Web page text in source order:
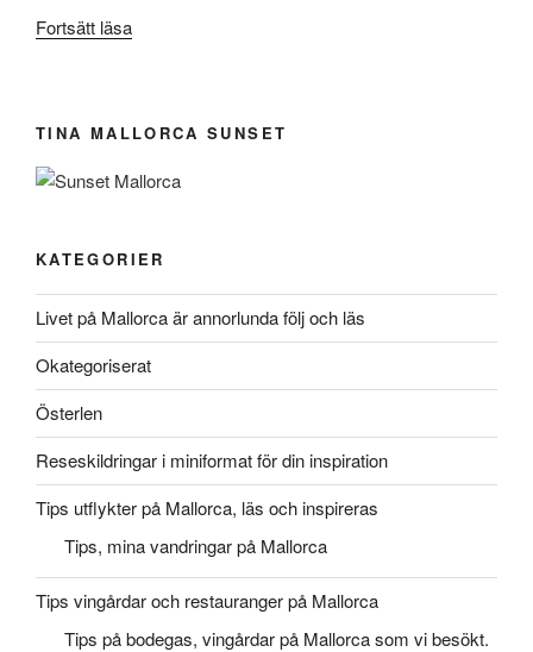
Fortsätt läsa”Trip
i
januari
TINA MALLORCA SUNSET
KATEGORIER
Livet på Mallorca är annorlunda följ och läs
Okategoriserat
Österlen
Reseskildringar i miniformat för din inspiration
Tips utflykter på Mallorca, läs och inspireras
Tips, mina vandringar på Mallorca
Tips vingårdar och restauranger på Mallorca
Tips på bodegas, vingårdar på Mallorca som vi besökt.